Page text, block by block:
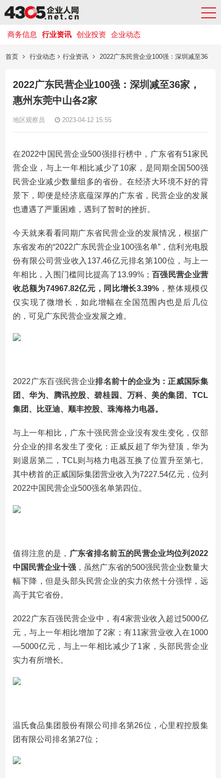
商务信息 行业资讯 创业投资 企业动态
首页 行业动态 行业资讯
2022广东民营企业100强：深圳减至36
2022广东民营企业100强：深圳减至36家，
惠州东莞中山各2家
地区观察员 2023-04-12 15:55
在2022中国民营企业500强排行榜中，广东省有51家民
营企业，与上一年相比减少了10家，是同期全国500强
民营企业减少数量组多的省份。在经济大环境不好的背
景下，即便是经济底蕴深厚的广东省，民营企业的发展
也遭遇了严重困难，遇到了暂时的挫折。
今天就来看看同期广东省民营企业的发展情况，根据广
东省发布的“2022广东民营企业100强名单”，信利光电股
份有限公司营业收入137.46亿元排名第100位，与上一
年相比，入围门槛同比提高了13.99%； 百强民营企业营
收总额为74967.82亿元，同比增长3.39%，整体规模仅
仅实现了微增长，如此增幅在全国范围内也是后几位
的，可见广东民营企业发展之难。
2022广东百强民营企业排名前十的企业为：正威国际集
团、华为、腾讯控股、碧桂园、万科、美的集团、TCL
集团、比亚迪、顺丰控股、珠海格力电器。
与上一年相比，广东十强民营企业没有发生变化，仅部
分企业的排名发生了变化：正威反超了华为登顶，华为
则退居第二，TCL则与格力电器互换了位置升至第七。
其中榜首的正威国际集团营业收入为7227.54亿元，位列
2022中国民营企业500强名单第四位。
值得注意的是， 广东省排名前五的民营企业均位列2022
中国民营企业十强 ，虽然广东省的500强民营企业数量大
幅下降，但是头部头民营企业的实力依然十分强悍，远
高于其它省份。
2022广东百强民营企业中，有4家营业收入超过5000亿
元，与上一年相比增加了2家；有11家营业收入在1000
—5000亿元，与上一年相比减少了1家，头部民营企业
实力有所增长。
温氏食品集团股份有限公司排名第26位，心里程控股集
团有限公司排名第27位；